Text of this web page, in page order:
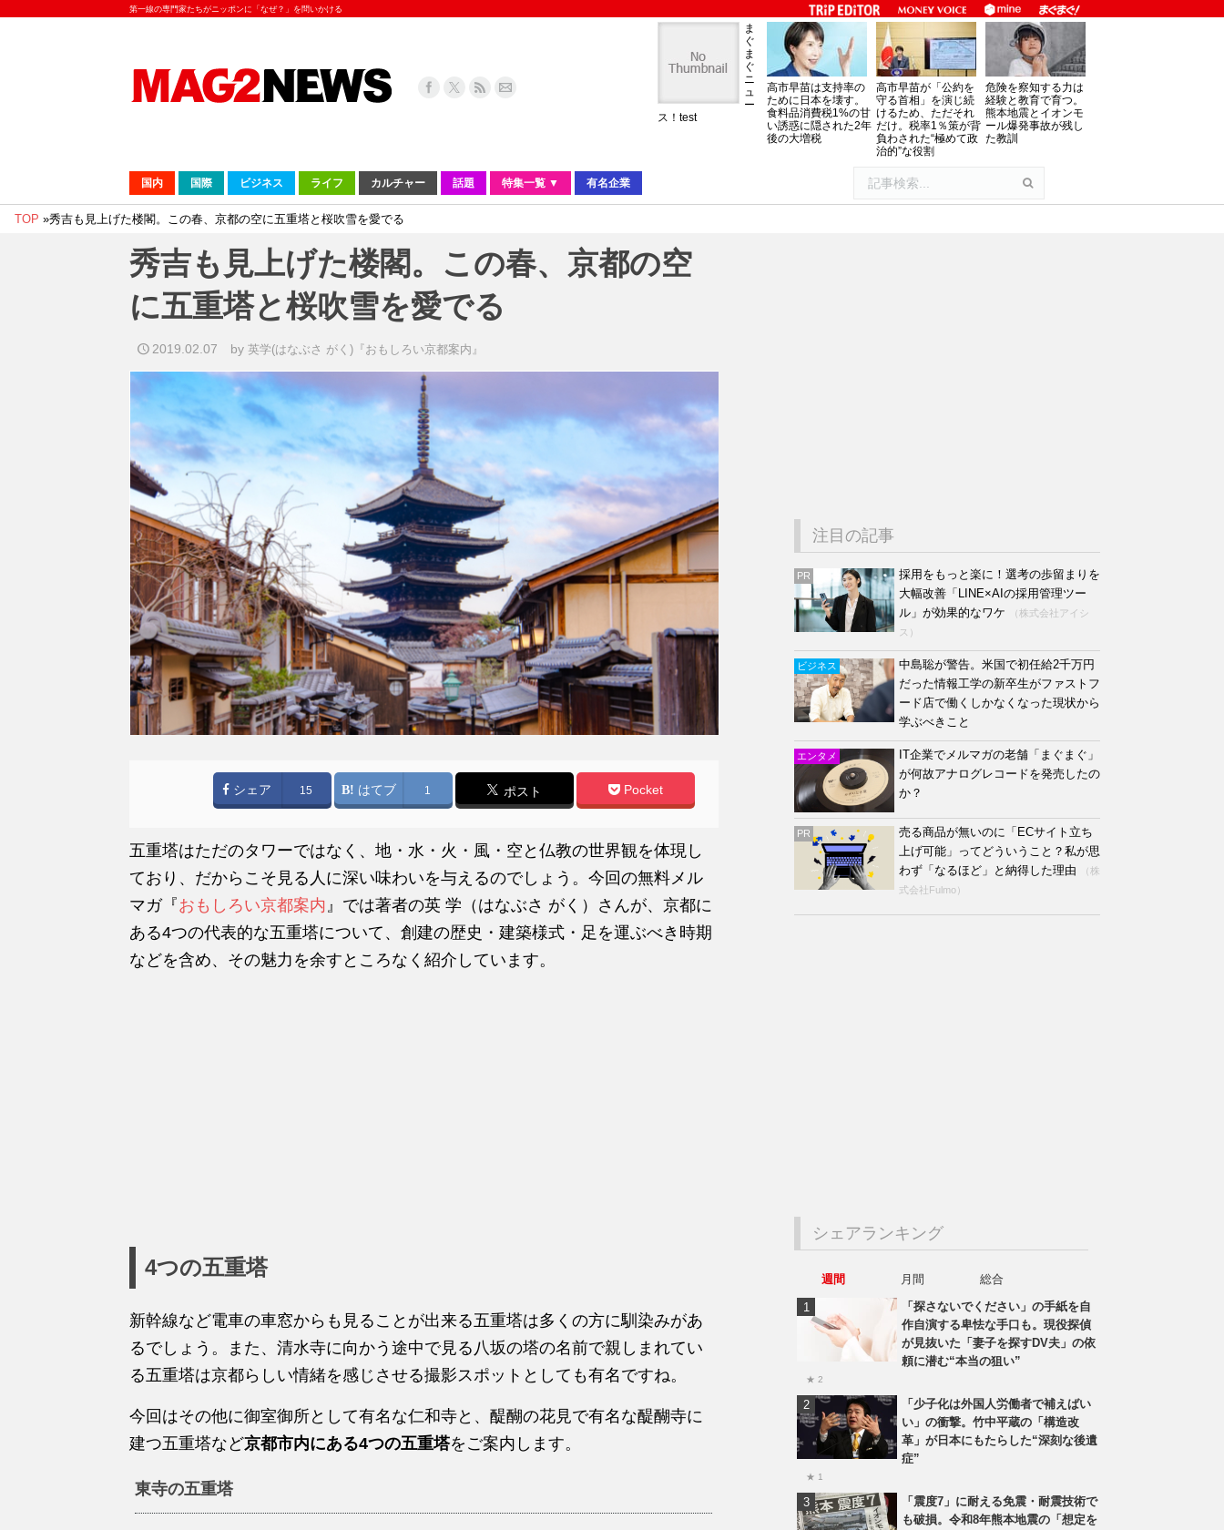
第一線の専門家たちがニッポンに「なぜ？」を問いかける
ま
ぐ
ま
ぐ
ニ
ュ
ー
ス！test
高市早苗は支持率の
ために日本を壊す。
食料品消費税1%の甘
い誘惑に隠された2年
後の大増税
高市早苗が「公約を
守る首相」を演じ続
けるため、ただそれ
だけ。税率1％策が背
負わされた“極めて政
治的”な役割
危険を察知する力は
経験と教育で育つ。
熊本地震とイオンモ
ール爆発事故が残し
た教訓
国内 国際 ビジネス ライフ カルチャー 話題 特集一覧 ▼ 有名企業
TOP »秀吉も見上げた楼閣。この春、京都の空に五重塔と桜吹雪を愛でる
秀吉も見上げた楼閣。この春、京都の空
に五重塔と桜吹雪を愛でる
2019.02.07 by英学(はなぶさ がく)『おもしろい京都案内』
シェア 15 はてブ 1 ポスト Pocket
五重塔はただのタワーではなく、地・水・火・風・空と仏教の世界観を体現し
ており、だからこそ見る人に深い味わいを与えるのでしょう。今回の無料メル
マガ『おもしろい京都案内 』では著者の英 学（はなぶさ がく）さんが、京都に
ある4つの代表的な五重塔について、創建の歴史・建築様式・足を運ぶべき時期
などを含め、その魅力を余すところなく紹介しています。
4つの五重塔
新幹線など電車の車窓からも見ることが出来る五重塔は多くの方に馴染みがあ
るでしょう。また、清水寺に向かう途中で見る八坂の塔の名前で親しまれてい
る五重塔は京都らしい情緒を感じさせる撮影スポットとしても有名ですね。
今回はその他に御室御所として有名な仁和寺と、醍醐の花見で有名な醍醐寺に
建つ五重塔など京都市内にある4つの五重塔をご案内します。
東寺の五重塔
注目の記事
PR
採用をもっと楽に！選考の歩留まりを
大幅改善「LINE×AIの採用管理ツー
ル」が効果的なワケ
（株式会社アイシ
ス）
ビジネス
中島聡が警告。米国で初任給2千万円
だった情報工学の新卒生がファストフ
ード店で働くしかなくなった現状から
学ぶべきこと
エンタメ
IT企業でメルマガの老舗「まぐまぐ」
が何故アナログレコードを発売したの
か？
PR
売る商品が無いのに「ECサイト立ち
上げ可能」ってどういうこと？私が思
わず「なるほど」と納得した理由
（株
式会社Fulmo）
シェアランキング
週間 月間
総合
「探さないでください」の手紙を自
作自演する卑怯な手口も。現役探偵
が見抜いた「妻子を探すDV夫」の依
頼に潜む“本当の狙い”
★ 2
「少子化は外国人労働者で補えばい
い」の衝撃。竹中平蔵の「構造改
革」が日本にもたらした“深刻な後遺
症”
★ 1
「震度7」に耐える免震・耐震技術で
も破損。令和8年熊本地震の「想定を